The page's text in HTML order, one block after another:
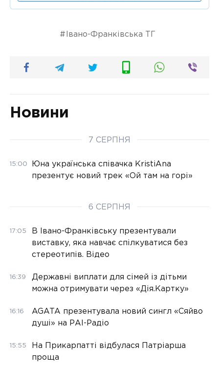
Івано-Франківська ТГ
Новини
7 СЕРПНЯ
15:00
Юна українська співачка KristiAna
презентує новий трек «Ой там на горі»
6 СЕРПНЯ
17:05
В Івано-Франківську презентували
виставку, яка навчає спілкуватися без
стереотипів. Відео
16:39
Державні виплати для сімей із дітьми
можна отримувати через «Дія.Картку»
16:16
AGATA презентувала новий сингл «Сяйво
душі» на РАІ-Радіо
15:55
На Прикарпатті відбулася Патріарша
проща